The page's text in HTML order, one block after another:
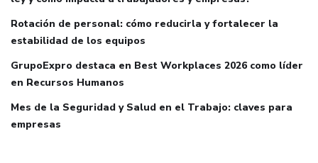
Rotación de personal: cómo reducirla y fortalecer la
estabilidad de los equipos
GrupoExpro destaca en Best Workplaces 2026 como líder
en Recursos Humanos
Mes de la Seguridad y Salud en el Trabajo: claves para
empresas